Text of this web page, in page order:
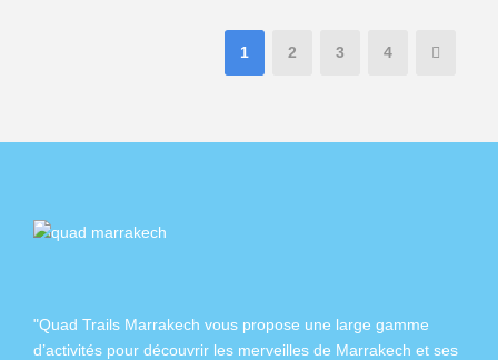
1 2 3 4
"Quad Trails Marrakech vous propose une large gamme
d’activités pour découvrir les merveilles de Marrakech et ses